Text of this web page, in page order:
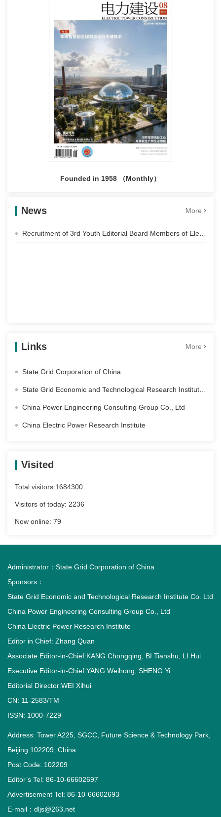
Founded in 1958 （Monthly）
News More
Links More
State Grid Corporation of China
China Power Engineering Consulting Group Co., Ltd
China Electric Power Research Institute
Visited
Total visitors:1684300
Visitors of today: 2236
Now online: 79
Administrator： State Grid Corporation of China
Sponsors：
State Grid Economic and Technological Research Institute Co. Ltd
China Power Engineering Consulting Group Co., Ltd
China Electric Power Research Institute
Editor in Chief: Zhang Quan
Associate Editor-in-Chief:KANG Chongqing, BI Tianshu, LI Hui
Executive Editor-in-Chief:YANG Weihong, SHENG Yi
Editorial Director:WEI Xihui
CN: 11-2583/TM
ISSN: 1000-7229
Address: Tower A225, SGCC, Future Science & Technology Park,
Beijing 102209, China
Post Code: 102209
Editor’s Tel: 86-10-66602697
Advertisement Tel: 86-10-66602693
E-mail：dljs@263.net